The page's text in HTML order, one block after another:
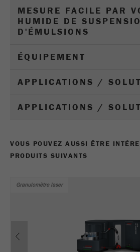
Objectif
Détermine si un
bloqueurs de
des cookies
Nom _ym_uid
Cycle de vie des
MESURE FACILE PAR
HUMIDE DE
D'ÉMULSIONS
ÉQUIPEMENT
APPLICATIONS /
APPLICATIONS /
VOUS POUVEZ AUSSI ÊTRE
PRODUITS SUIVANTS
Granulomètre laser